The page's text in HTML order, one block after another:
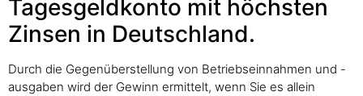
Tagesgeldkonto mit höchsten
Zinsen in Deutschland.
Durch die Gegenüberstellung von Betriebseinnahmen und -
ausgaben wird der Gewinn ermittelt, wenn Sie es allein